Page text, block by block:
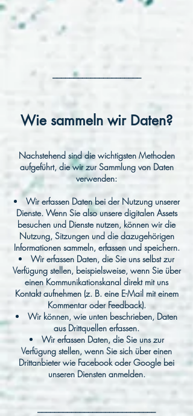
_____________________
Wie sammeln wir Daten?
Nachstehend sind die wichtigsten Methoden
aufgeführt, die wir zur Sammlung von Daten
verwenden:
Wir erfassen Daten bei der Nutzung unserer
Dienste. Wenn Sie also unsere digitalen Assets
besuchen und Dienste nutzen, können wir die
Nutzung, Sitzungen und die dazugehörigen
Informationen sammeln, erfassen und speichern.
Wir erfassen Daten, die Sie uns selbst zur
Verfügung stellen, beispielsweise, wenn Sie über
einen Kommunikationskanal direkt mit uns
Kontakt aufnehmen (z. B. eine E-Mail mit einem
Kommentar oder Feedback).
Wir können, wie unten beschrieben, Daten
aus Drittquellen erfassen.
Wir erfassen Daten, die Sie uns zur
Verfügung stellen, wenn Sie sich über einen
Drittanbieter wie Facebook oder Google bei
unseren Diensten anmelden.
____________________________